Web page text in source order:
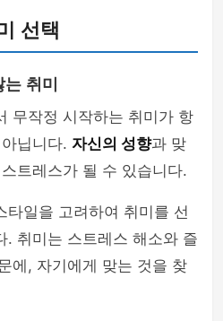
선택
취미
무작정 시작하는 취미가 항
닙니다. 자신의 성향과 맞
트레스가 될 수 있습니다.
타일을 고려하여 취미를 선
. 취미는 스트레스 해소와 즐
에, 자기에게 맞는 것을 찾